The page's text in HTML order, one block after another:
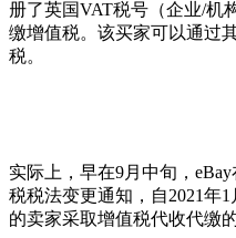
册了英国VAT税号（企业/机
缴增值税。该买家可以通过
税。
实际上，早在9月中旬，
税税法变更通知，自2021年
的卖家采取增值税代收代缴